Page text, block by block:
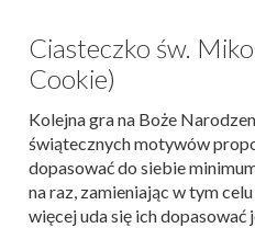
Ciasteczko św.
Cookie)
Kolejna gra na Boże
świątecznych motywów
dopasować do siebie
na raz, zamieniając w tym
więcej uda się ich